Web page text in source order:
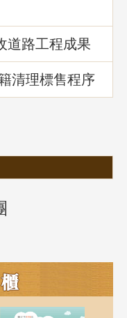
道路工程成果
清理標售程序